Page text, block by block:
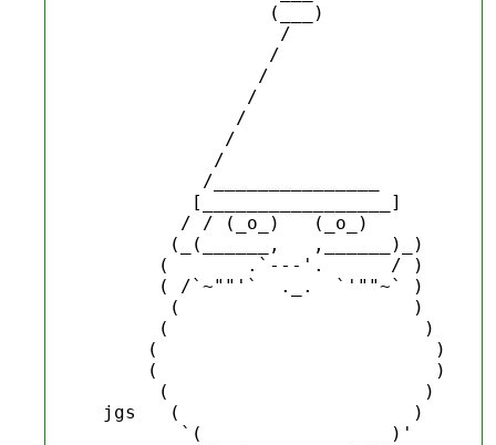
                 (___)
                  /
                 /
                /
               /
              /
             /
            /
           /_______________
          [_________________]
         / / (_o_)   (_o_)
        (_(______,   ,______)_)
       (       .`---'.      / )
       ( /`~""'`  ._.  `'""~` )
        (                     )
       (                       )
      (                         )
      (                         )
       (                       )
  jgs   (                     )
         `(                 )'